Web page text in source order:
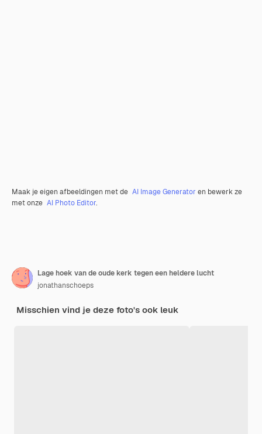
Maak je eigen afbeeldingen met de AI Image Generator en bewerk ze
met onze AI Photo Editor.
Lage hoek van de oude kerk tegen een heldere lucht
jonathanschoeps
Misschien vind je deze foto's ook leuk